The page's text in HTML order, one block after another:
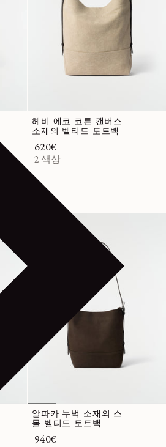
헤비 에코 코튼 캔버스
소재의 벨티드 토트백
정가
620€
2 색상
알파카 누벅 소재의 스
몰 벨티드 토트백
정가
940€